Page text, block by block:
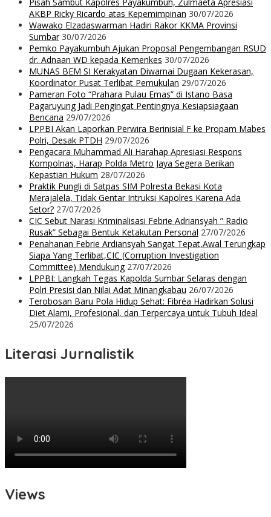
AKBP Ricky Ricardo atas Kepemimpinan 30/07/2026
Wawako Elzadaswarman Hadiri Rakor KKMA Provinsi
Sumbar 30/07/2026
Pemko Payakumbuh Ajukan Proposal Pengembangan RSUD
dr. Adnaan WD kepada Kemenkes 30/07/2026
MUNAS BEM SI Kerakyatan Diwarnai Dugaan Kekerasan,
Koordinator Pusat Terlibat Pemukulan 29/07/2026
Pameran Foto “Prahara Pulau Emas” di Istano Basa
Pagaruyung Jadi Pengingat Pentingnya Kesiapsiagaan
Bencana 29/07/2026
LPPBI Akan Laporkan Perwira Berinisial F ke Propam Mabes
Polri, Desak PTDH 29/07/2026
Pengacara Muhammad Ali Harahap Apresiasi Respons
Kompolnas, Harap Polda Metro Jaya Segera Berikan
Kepastian Hukum 28/07/2026
Praktik Pungli di Satpas SIM Polresta Bekasi Kota
Merajalela, Tidak Gentar Intruksi Kapolres Karena Ada
Setor? 27/07/2026
CIC Sebut Narasi Kriminalisasi Febrie Adriansyah ” Radio
Rusak” Sebagai Bentuk Ketakutan Personal 27/07/2026
Penahanan Febrie Ardiansyah Sangat Tepat,Awal Terungkap
Siapa Yang Terlibat,CIC (Corruption Investigation
Committee) Mendukung 27/07/2026
LPPBI: Langkah Tegas Kapolda Sumbar Selaras dengan
Polri Presisi dan Nilai Adat Minangkabau 26/07/2026
Terobosan Baru Pola Hidup Sehat: Fibréa Hadirkan Solusi
Diet Alami, Profesional, dan Terpercaya untuk Tubuh Ideal
25/07/2026
Literasi Jurnalistik
Views